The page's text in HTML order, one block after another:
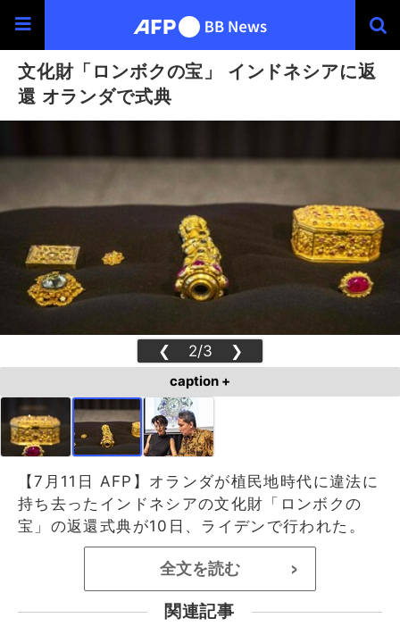
文化財「ロンボクの宝」 インドネシアに返
還 オランダで式典
❮ 2/3 ❯
caption +
【7月11日 AFP】オランダが植民地時代に違法に
持ち去ったインドネシアの文化財「ロンボクの
宝」の返還式典が10日、ライデンで行われた。
全文を読む >
関連記事